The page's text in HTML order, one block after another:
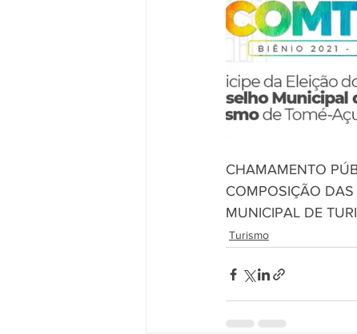
CHAMAMENTO
COMPOSIÇÃO
MUNICIPAL DE
Turismo